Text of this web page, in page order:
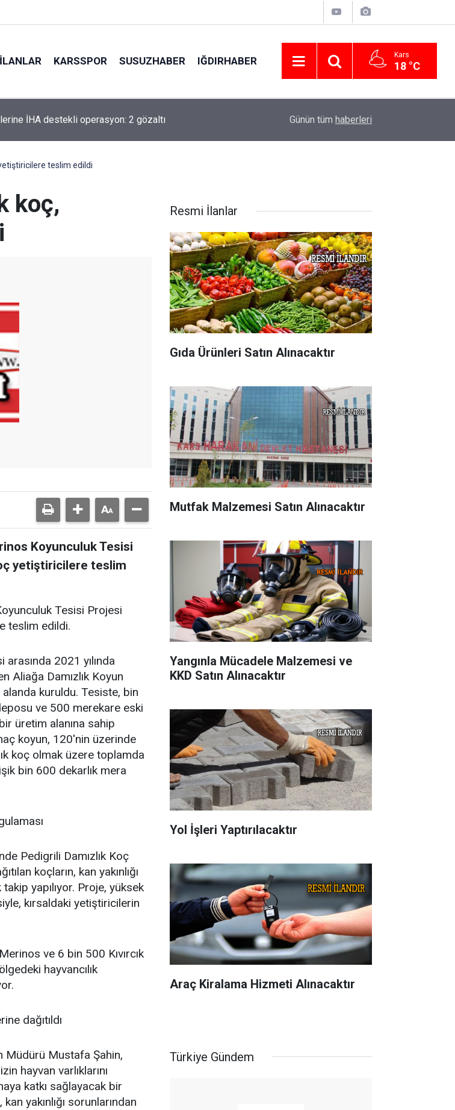
KARSSPOR SUSUZHABER IĞDIRHABER Kars
18 °C
Sürüyor Yaz Kur’an Kursu Öğrencileri Masal Parkı’nda
Günün tüm haberleri
teslim edildi
koç,
Koyunculuk Tesisi
yetiştiricilere teslim
Tesisi Projesi
teslim edildi.
2021 yılında
Aliağa Damızlık Koyun
kuruldu. Tesiste, bin
ve 500 merekare eski
üretim alanına sahip
koyun, 120'nin üzerinde
koç olmak üzere toplamda
bin 600 dekarlık mera
Pedigrili Damızlık Koç
koçların, kan yakınlığı
yapılıyor. Proje, yüksek
kırsaldaki yetiştiricilerin
ve 6 bin 500 Kıvırcık
hayvancılık
dağıtıldı
Müdürü Mustafa Şahin,
hayvan varlıklarını
katkı sağlayacak bir
yakınlığı sorunlarından
Resmi İlanlar
Gıda Ürünleri Satın Alınacaktır
Mutfak Malzemesi Satın Alınacaktır
Yangınla Mücadele Malzemesi ve
KKD Satın Alınacaktır
Yol İşleri Yaptırılacaktır
Araç Kiralama Hizmeti Alınacaktır
Türkiye Gündem